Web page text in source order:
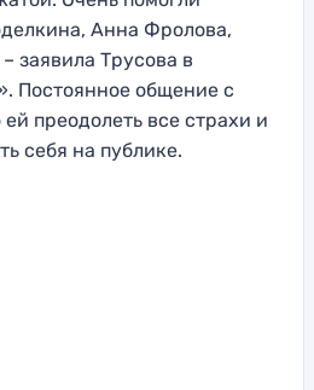
Анна Фролова,
заявила Трусова в
Постоянное общение с
преодолеть все страхи и
себя на публике.